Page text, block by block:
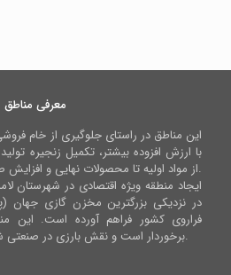
معرفی مناطق
این مناطق در راستای جلوگیری از خام
با ارزش افزوده بیشتر، تکمیل زنجیره
از مواد اولیه تا محصولات نهایی و افزایش صادرات غیرنفتی ایجاد شده اند.
ایجاد منطقه ویژه اقتصادی در شهرستان
در نزدیکی بزرگترین مخزن گازی
فراروی کشور فراهم آورده است. این
برخوردار است و نقش بارزی در صنعتی شدن استان فارس ایفا می کند.